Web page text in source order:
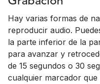
Hay varias formas de
reproducir audio.
la parte inferior de la
para avanzar y
de 15 segundos o 30
cualquier marcador